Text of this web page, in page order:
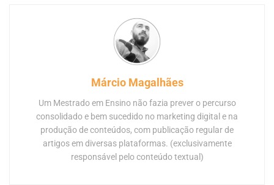
Márcio Magalhães
Um Mestrado em Ensino não fazia prever o percurso
consolidado e bem sucedido no marketing digital e na
produção de conteúdos, com publicação regular de
artigos em diversas plataformas. (exclusivamente
responsável pelo conteúdo textual)